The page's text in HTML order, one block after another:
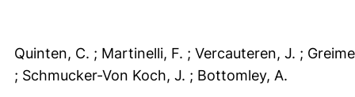
Quinten, C. ; Martinelli, F. ; Vercauteren, J. ;
; Schmucker-Von Koch, J. ; Bottomley, A.